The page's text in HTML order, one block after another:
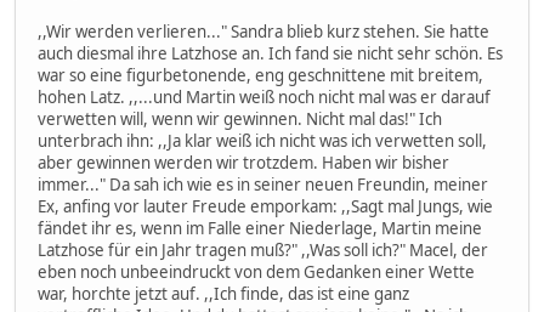
,,Wir werden verlieren..." Sandra blieb kurz stehen. Sie hatte
auch diesmal ihre Latzhose an. Ich fand sie nicht sehr schön. Es
war so eine figurbetonende, eng geschnittene mit breitem,
hohen Latz. ,,...und Martin weiß noch nicht mal was er darauf
verwetten will, wenn wir gewinnen. Nicht mal das!" Ich
unterbrach ihn: ,,Ja klar weiß ich nicht was ich verwetten soll,
aber gewinnen werden wir trotzdem. Haben wir bisher
immer..." Da sah ich wie es in seiner neuen Freundin, meiner
Ex, anfing vor lauter Freude emporkam: ,,Sagt mal Jungs, wie
fändet ihr es, wenn im Falle einer Niederlage, Martin meine
Latzhose für ein Jahr tragen muß?" ,,Was soll ich?" Macel, der
eben noch unbeeindruckt von dem Gedanken einer Wette
war, horchte jetzt auf. ,,Ich finde, das ist eine ganz